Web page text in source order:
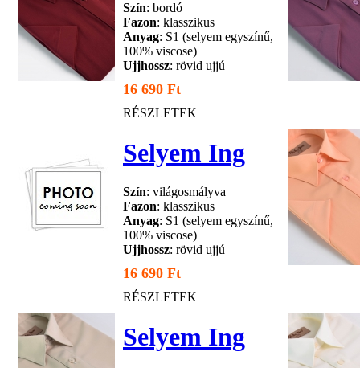
Szín: bordó
Fazon: klasszikus
Anyag: S1 (selyem egyszínű,
100% viscose)
Ujjhossz: rövid ujjú
16 690 Ft
RÉSZLETEK
Selyem Ing
Szín: világosmályva
Fazon: klasszikus
Anyag: S1 (selyem egyszínű,
100% viscose)
Ujjhossz: rövid ujjú
16 690 Ft
RÉSZLETEK
Selyem Ing